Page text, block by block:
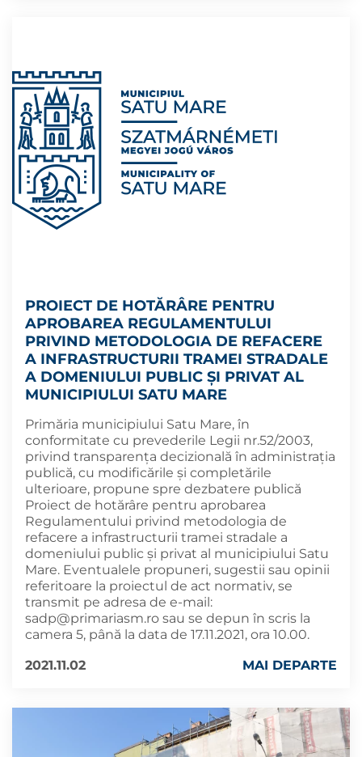
PROIECT DE HOTĂRÂRE PENTRU
APROBAREA REGULAMENTULUI
PRIVIND METODOLOGIA DE REFACERE
A INFRASTRUCTURII TRAMEI STRADALE
A DOMENIULUI PUBLIC ȘI PRIVAT AL
MUNICIPIULUI SATU MARE
Primăria municipiului Satu Mare, în
conformitate cu prevederile Legii nr.52/2003,
privind transparența decizională în administrația
publică, cu modificările și completările
ulterioare, propune spre dezbatere publică
Proiect de hotărâre pentru aprobarea
Regulamentului privind metodologia de
refacere a infrastructurii tramei stradale a
domeniului public și privat al municipiului Satu
Mare. Eventualele propuneri, sugestii sau opinii
referitoare la proiectul de act normativ, se
transmit pe adresa de e-mail:
sadp@primariasm.ro sau se depun în scris la
camera 5, până la data de 17.11.2021, ora 10.00.
2021.11.02
MAI DEPARTE